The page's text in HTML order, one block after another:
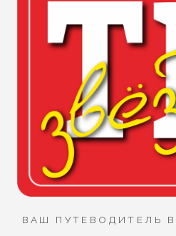
ВАШ ПУТЕВОДИТЕЛЬ